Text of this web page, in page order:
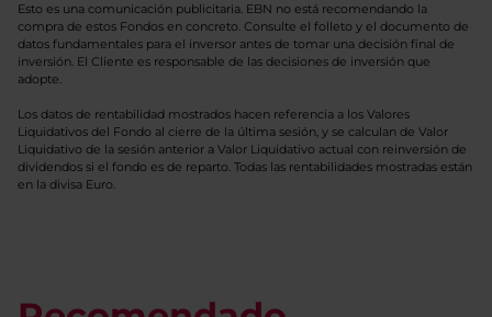
Esto es una comunicación publicitaria. EBN no está recomendando la
compra de estos Fondos en concreto. Consulte el folleto y el documento de
datos fundamentales para el inversor antes de tomar una decisión final de
inversión. El Cliente es responsable de las decisiones de inversión que
adopte.
Los datos de rentabilidad mostrados hacen referencia a los Valores
Liquidativos del Fondo al cierre de la última sesión, y se calculan de Valor
Liquidativo de la sesión anterior a Valor Liquidativo actual con reinversión de
dividendos si el fondo es de reparto. Todas las rentabilidades mostradas están
en la divisa Euro.